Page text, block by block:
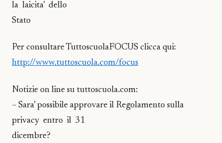
la laicita’ dello
Stato
Per consultare TuttoscuolaFOCUS clicca qui:
http://www.tuttoscuola.com/focus
Notizie on line su tuttoscuola.com:
– Sara’ possibile approvare il Regolamento sulla
privacy entro il 31
dicembre?